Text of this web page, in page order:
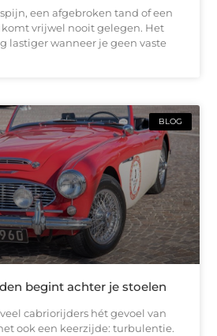
een afgebroken tand of een
vrijwel nooit gelegen. Het
lastiger wanneer je geen vaste
BLOG
begint achter je stoelen
cabriorijders hét gevoel van
ook een keerzijde: turbulentie.